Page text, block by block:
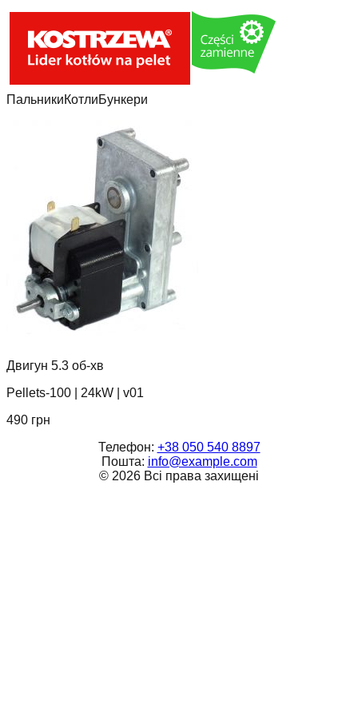
ПальникиКотлиБункери
Двигун 5.3 об-хв
Pellets-100
24kW
v01
490 грн
Телефон: +38 050 540 8897
Пошта: info@example.com
© 2026 Всі права захищені